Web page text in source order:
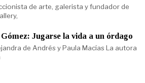
de arte, galerista y fundador de
Jugarse la vida a un órdago
de Andrés y Paula Macías La autora